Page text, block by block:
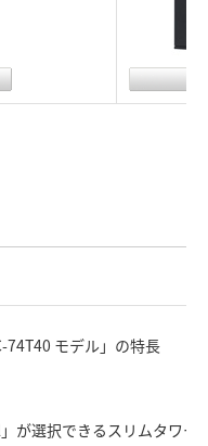
モデル」の特長
が選択できるスリムタワー